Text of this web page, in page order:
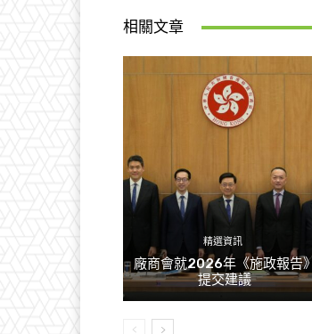
相關文章
精選資訊
廠商會就2026年《施政報告》
提交建議